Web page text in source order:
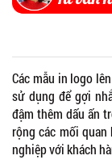
Các mẫu in logo
sử dụng để gợi
đậm thêm dấu ấn
rộng các mối
nghiệp với khách